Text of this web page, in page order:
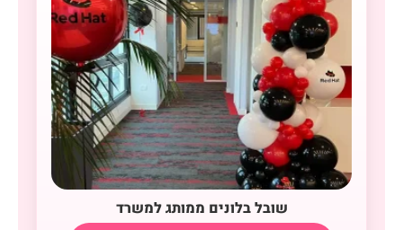
שובל בלונים ממותג למשרד